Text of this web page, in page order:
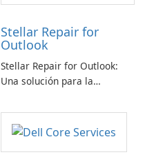
Stellar Repair for
Outlook
Stellar Repair for Outlook:
Una solución para la
electrónico